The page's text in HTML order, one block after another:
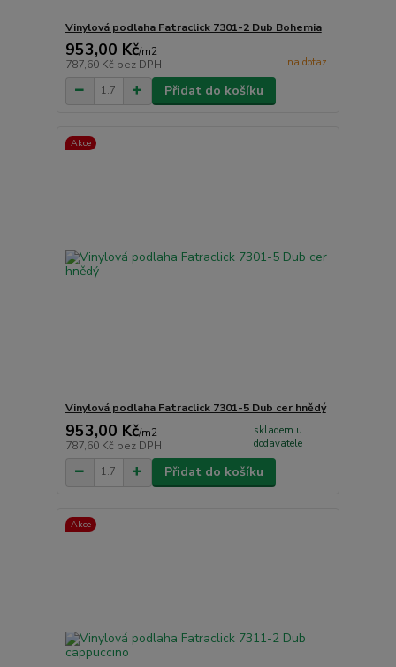
Vinylová podlaha Fatraclick 7301-2 Dub Bohemia
953,00 Kč/m2
787,60 Kč bez DPH na dotaz
Přidat do košíku
Akce
Vinylová podlaha Fatraclick 7301-5 Dub cer hnědý
953,00 Kč/m2
787,60 Kč bez DPH
skladem u
dodavatele
Přidat do košíku
Akce